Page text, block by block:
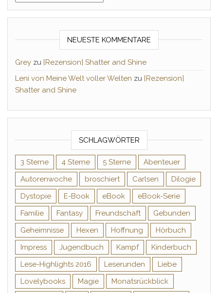
NEUESTE KOMMENTARE
Grey zu [Rezension] Shatter and Shine
Leni von Meine Welt voller Welten zu [Rezension]
Shatter and Shine
SCHLAGWÖRTER
3 Sterne 4 Sterne 5 Sterne
Abenteuer
Autorenwoche
broschiert Carlsen
Dilogie
Dystopie
E-Book eBook
eBook-Serie
Familie
Fantasy Freundschaft
Gebunden
Geheimnisse
Hexen Hoffnung
Hörbuch
Impress
Jugendbuch Kampf
Kinderbuch
Lese-Highlights 2016
Leserunden
Liebe
Lovelybooks
Magie
Monatsrückblick